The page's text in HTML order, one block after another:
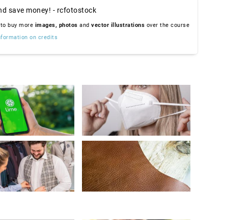
save money! - rcfotostock
buy more images, photos and vector illustrations over the course
on credits